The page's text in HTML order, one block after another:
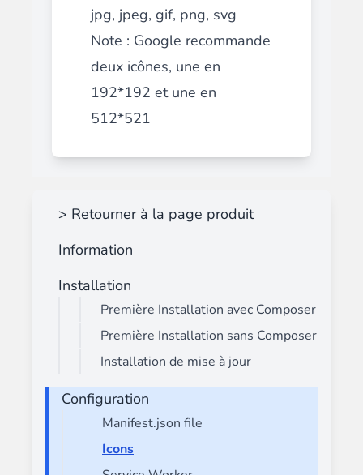
jpg, jpeg, gif, png, svg
Note : Google recommande
deux icônes, une en
192*192 et une en
512*521
> Retourner à la page produit
Information
Installation
Première Installation avec Composer
Première Installation sans Composer
Installation de mise à jour
Configuration
Manifest.json file
Icons